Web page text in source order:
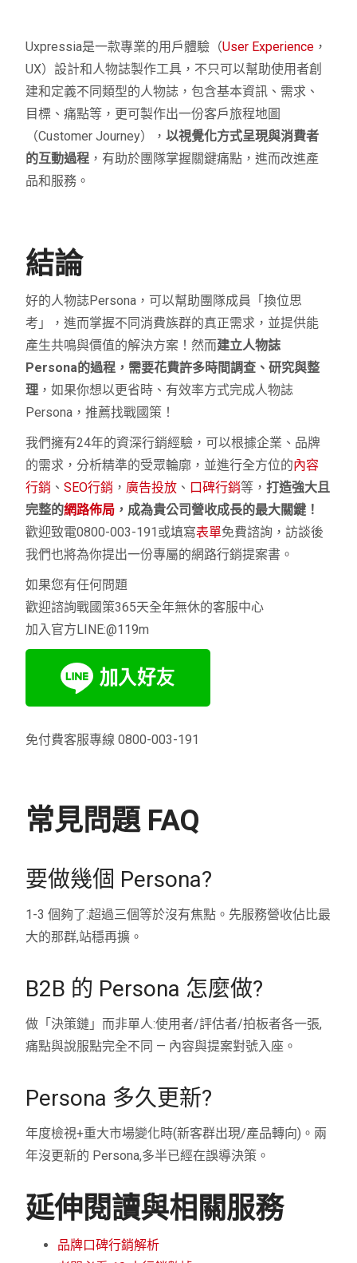
Uxpressia是一款專業的用戶體驗（User Experience ，
UX）設計和人物誌製作工具，不只可以幫助使用者創
建和定義不同類型的人物誌，包含基本資訊、需求、
目標、痛點等，更可製作出一份客戶旅程地圖
（Customer Journey），以視覺化方式呈現與消費者
的互動過程 ，有助於團隊掌握關鍵痛點，進而改進產
品和服務。
結論
好的人物誌Persona，可以幫助團隊成員「換位思
考」，進而掌握不同消費族群的真正需求，並提供能
產生共鳴與價值的解決方案！然而建立人物誌
Persona的過程，需要花費許多時間調查、研究與整
理 ，如果你想以更省時、有效率方式完成人物誌
Persona，推薦找戰國策！
我們擁有24年的資深行銷經驗，可以根據企業、品牌
的需求，分析精準的受眾輪廓，並進行全方位的內容
行銷 、SEO行銷 ， 廣告投放 、 口碑行銷等，打造強大且
完整的網路佈局 ，成為貴公司營收成長的最大關鍵！
歡迎致電0800-003-191或填寫表單免費諮詢，訪談後
我們也將為你提出一份專屬的網路行銷提案書。
如果您有任何問題
歡迎諮詢戰國策365天全年無休的客服中心
加入官方LINE:@119m
免付費客服專線 0800-003-191
常見問題 FAQ
要做幾個 Persona?
1-3 個夠了:超過三個等於沒有焦點。先服務營收佔比最
大的那群,站穩再擴。
B2B 的 Persona 怎麼做?
做「決策鏈」而非單人:使用者/評估者/拍板者各一張,
痛點與說服點完全不同 — 內容與提案對號入座。
Persona 多久更新?
年度檢視+重大市場變化時(新客群出現/產品轉向)。兩
年沒更新的 Persona,多半已經在誤導決策。
延伸閱讀與相關服務
品牌口碑行銷解析